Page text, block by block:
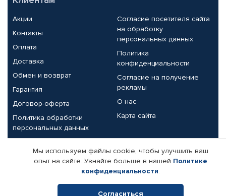
Акции
Контакты
Оплата
Доставка
Обмен и возврат
Гарантия
Договор-оферта
Политика обработки
персональных данных
Согласие посетителя сайта
на обработку
персональных данных
Политика
конфиденциальности
Согласие на получение
рекламы
О нас
Карта сайта
Партнерам
Корпоративным клиентам
Поставщикам
Реквизиты компании
Мы используем файлы cookie, чтобы улучшить ваш
опыт на сайте. Узнайте больше в нашей Политике
конфиденциальности.
Согласиться